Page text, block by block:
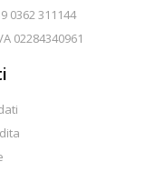
0362 311144
02284340961